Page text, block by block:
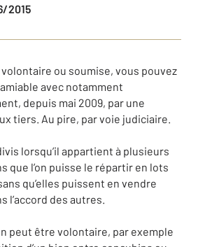
2015
volontaire ou soumise, vous pouvez
avec notamment
depuis mai 2009, par une
tiers. Au pire, par voie judiciaire.
lorsqu’il appartient à plusieurs
que l’on puisse le répartir en lots
qu’elles puissent en vendre
l’accord des autres.
peut être volontaire, par exemple